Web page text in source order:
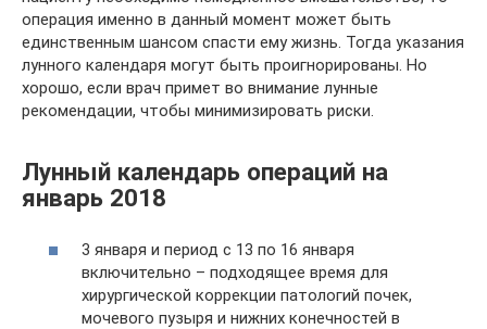
операция именно в данный момент может быть
единственным шансом спасти ему жизнь. Тогда указания
лунного календаря могут быть проигнорированы. Но
хорошо, если врач примет во внимание лунные
рекомендации, чтобы минимизировать риски.
Лунный календарь операций на
январь 2018
3 января и период с 13 по 16 января
включительно – подходящее время для
хирургической коррекции патологий почек,
мочевого пузыря и нижних конечностей в